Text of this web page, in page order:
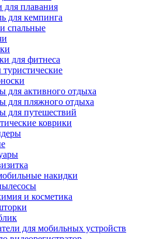
для плавания
для кемпинга
спальные
для фитнеса
для активного отдыха
для пляжного отдыха
для путешествий
коврики
накидки
и косметика
для мобильных устройств